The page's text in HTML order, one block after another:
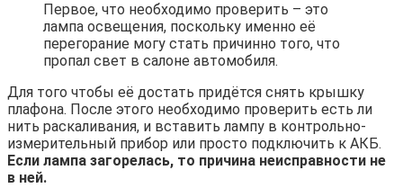
Первое, что необходимо проверить – это
лампа освещения, поскольку именно её
перегорание могу стать причинно того, что
пропал свет в салоне автомобиля.
Для того чтобы её достать придётся снять крышку
плафона. После этого необходимо проверить есть ли
нить раскаливания, и вставить лампу в контрольно-
измерительный прибор или просто подключить к АКБ.
Если лампа загорелась, то причина неисправности не
в ней.